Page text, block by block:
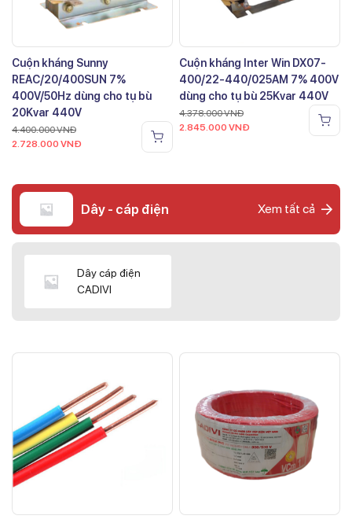
Cuộn kháng Sunny
REAC/20/400SUN 7%
400V/50Hz dùng cho tụ bù
20Kvar 440V
4.400.000VNĐ
2.728.000 VNĐ
Cuộn kháng Inter Win DX07-
400/22-440/025AM 7% 400V
dùng cho tụ bù 25Kvar 440V
4.378.000VNĐ
2.845.000 VNĐ
Dây - cáp điện Xem tất cả
Dây cáp điện
CADIVI